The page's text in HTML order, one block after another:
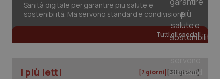
Sanità digitale per garantire più salute e
sostenibilità. Ma servono standard e condivisione
Tutti gli speciali
I più letti [7 giorni] [30 giorni]